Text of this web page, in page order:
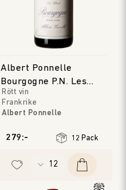
Albert Ponnelle
Bourgogne P.N. Les
Tilleuls
Rött vin
Frankrike
Albert Ponnelle
279:- 12 Pack